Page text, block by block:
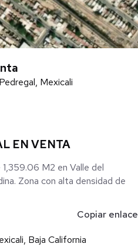
Mexicali
EN VENTA
M2 en Valle del
Zona con alta densidad de
Copiar enlace
Baja California